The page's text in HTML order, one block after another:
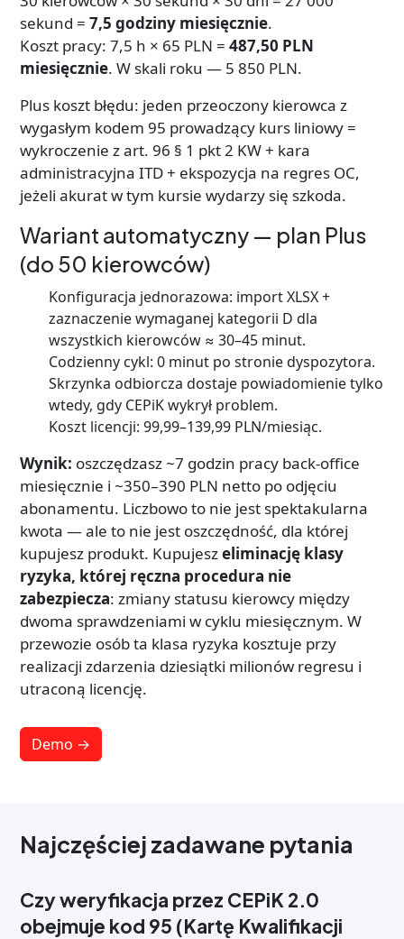
sekund = 7,5 godziny miesięcznie.
Koszt pracy: 7,5 h × 65 PLN = 487,50 PLN
miesięcznie. W skali roku — 5 850 PLN.
Plus koszt błędu: jeden przeoczony kierowca z
wygasłym kodem 95 prowadzący kurs liniowy =
wykroczenie z art. 96 § 1 pkt 2 KW + kara
administracyjna ITD + ekspozycja na regres OC,
jeżeli akurat w tym kursie wydarzy się szkoda.
Wariant automatyczny — plan Plus
(do 50 kierowców)
Konfiguracja jednorazowa: import XLSX +
zaznaczenie wymaganej kategorii D dla
wszystkich kierowców ≈ 30–45 minut.
Codzienny cykl: 0 minut po stronie dyspozytora.
Skrzynka odbiorcza dostaje powiadomienie tylko
wtedy, gdy CEPiK wykrył problem.
Koszt licencji: 99,99–139,99 PLN/miesiąc.
Wynik: oszczędzasz ~7 godzin pracy back-office
miesięcznie i ~350–390 PLN netto po odjęciu
abonamentu. Liczbowo to nie jest spektakularna
kwota — ale to nie jest oszczędność, dla której
kupujesz produkt. Kupujeszeliminację klasy
ryzyka, której ręczna procedura nie
zabezpiecza: zmiany statusu kierowcy między
dwoma sprawdzeniami w cyklu miesięcznym. W
przewozie osób ta klasa ryzyka kosztuje przy
realizacji zdarzenia dziesiątki milionów regresu i
utraconą licencję.
Demo →
Najczęściej zadawane pytania
Czy weryfikacja przez CEPiK 2.0
obejmuje kod 95 (Kartę Kwalifikacji